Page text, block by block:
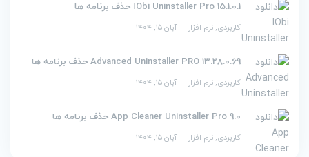
IObi Uninstaller Pro 15.1.0.1 حذف برنامه ها
کاربردی, نرم افزار آبان ۱۵, ۱۴۰۴
Advanced Uninstaller PRO 13.28.0.69 حذف برنامه ها
کاربردی, نرم افزار آبان ۱۵, ۱۴۰۴
App Cleaner Uninstaller Pro 9.0 حذف برنامه ها
کاربردی, نرم افزار آبان ۱۵, ۱۴۰۴